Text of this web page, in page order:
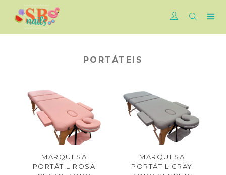
PORTÁTEIS
MARQUESA
PORTÁTIL ROSA
MARQUESA
PORTÁTIL GRAY